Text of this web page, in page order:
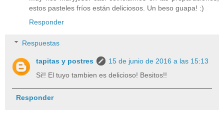
estos pasteles fríos están deliciosos. Un beso guapa! :)
Responder
Respuestas
tapitas y postres
15 de junio de 2016 a las 15:13
Si!! El tuyo tambien es delicioso! Besitos!!
Responder